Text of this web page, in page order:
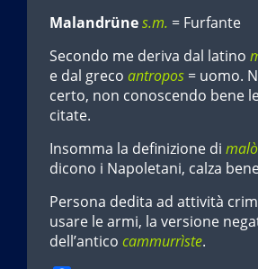
Malandrünes.m. = Furfante
Secondo me deriva dal latino
e dal greco antropos = uomo.
certo, non conoscendo bene
citate.
Insomma la definizione di
dicono i Napoletani, calza
Persona dedita ad attività
usare le armi, la versione
dell’antico cammurrìste.